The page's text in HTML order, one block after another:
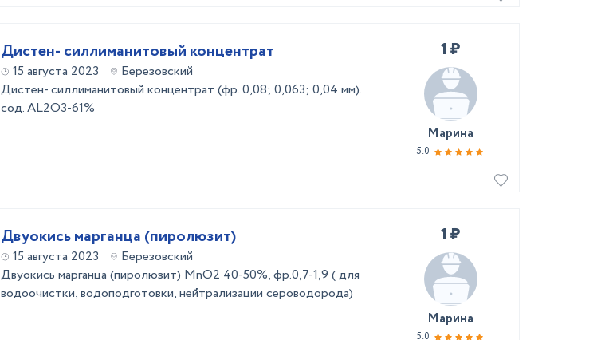
Дистен- силлиманитовый концентрат
15 августа 2023
Березовский
Дистен- силлиманитовый концентрат (фр. 0,08; 0,063; 0,04 мм).
сод. AL2O3-61%
1 ₽
Марина
5.0
Двуокись марганца (пиролюзит)
15 августа 2023
Березовский
Двуокись марганца (пиролюзит) MnO2 40-50%, фр.0,7-1,9 ( для
водоочистки, водоподготовки, нейтрализации сероводорода)
1 ₽
Марина
5.0